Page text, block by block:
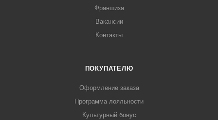
Франшиза
Вакансии
Контакты
ПОКУПАТЕЛЮ
Оформление заказа
Программа лояльности
Культурный бонус